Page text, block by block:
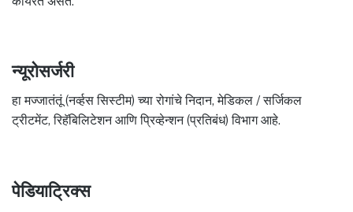
न्यूरोसर्जरी
हा मज्जातंतूं (नर्व्हस सिस्टीम) च्या रोगांचे निदान, मेडिकल / सर्जिकल
ट्रीटमेंट, रिहॅबिलिटेशन आणि प्रिव्हेन्शन (प्रतिबंध) विभाग आहे.
पेडियाट्रिक्स